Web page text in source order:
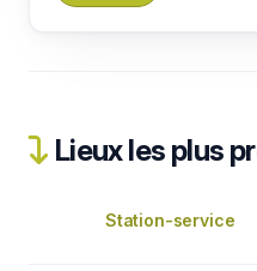
Lieux les plus
Station-service